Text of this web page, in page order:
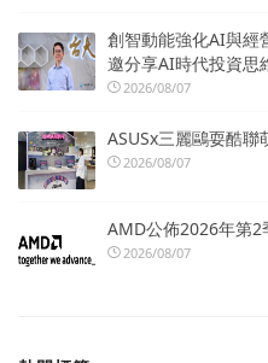
創智動能強化AI與經
邀分享AI時代投資思
2026/08/07
ASUSx三麗鷗耍酷聯
2026/08/07
AMD公佈2026年第2
2026/08/07